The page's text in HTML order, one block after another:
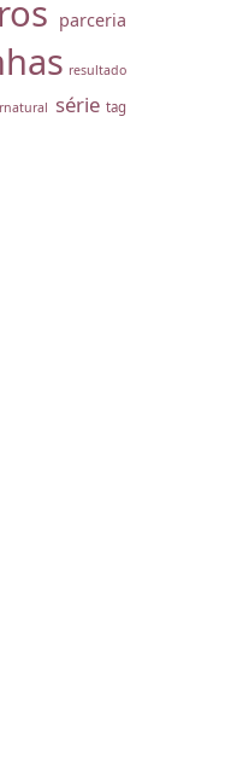
parceria
resultado
série tag